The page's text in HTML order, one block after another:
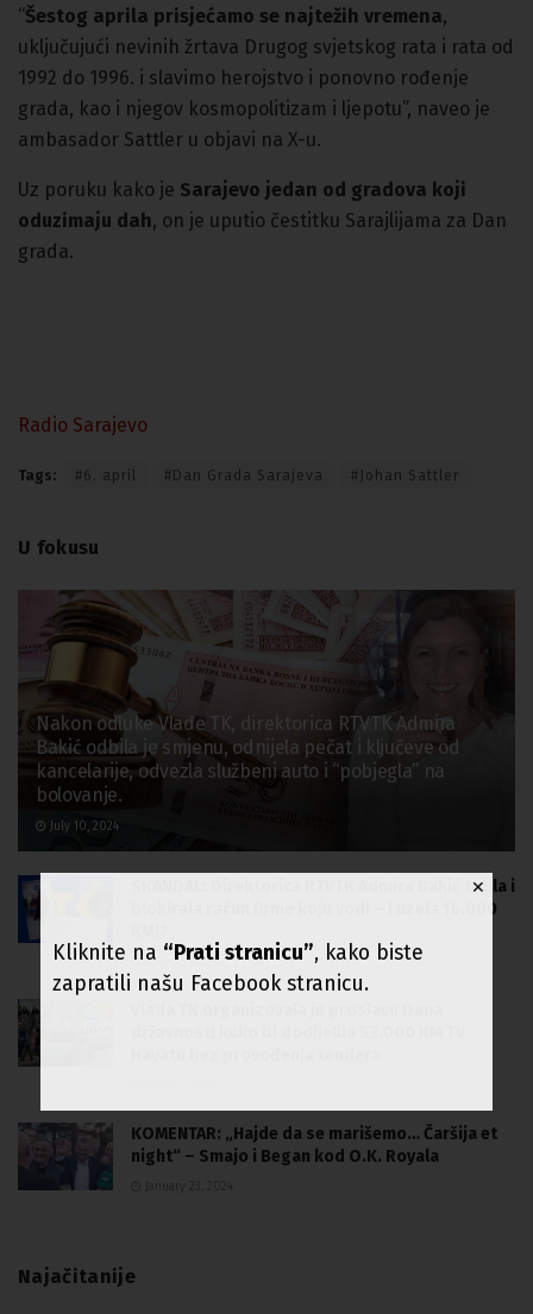
“Šestog aprila prisjećamo se najtežih vremena,
uključujući nevinih žrtava Drugog svjetskog rata i rata od
1992 do 1996. i slavimo herojstvo i ponovno rođenje
grada, kao i njegov kosmopolitizam i ljepotu”, naveo je
ambasador Sattler u objavi na X-u.
Uz poruku kako je Sarajevo jedan od gradova koji
oduzimaju dah, on je uputio čestitku Sarajlijama za Dan
grada.
Radio Sarajevo
Tags: #6. april #Dan Grada Sarajeva #Johan Sattler
U fokusu
Nakon odluke Vlade TK, direktorica RTVTK Admira
Bakić odbila je smjenu, odnijela pečat i ključeve od
kancelarije, odvezla službeni auto i “pobjegla” na
bolovanje.
July 10, 2024
SKANDAL: Direktorica RTVTK Admira Bakić tužila i
blokirala račun firme koju vodi – i uzela 16.000
June 26, 2024
KOMENTAR: „Hajde da se marišemo… Čaršija et
night“ – Smajo i Began kod O.K. Royala
Najačitanije
✕
Kliknite na “Prati stranicu”, kako biste
zapratili našu Facebook stranicu.